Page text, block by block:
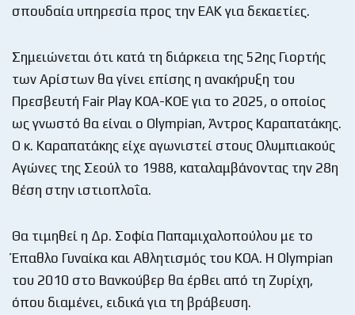
σπουδαία υπηρεσία προς την ΕΑΚ για δεκαετίες.
Σημειώνεται ότι κατά τη διάρκεια της 52ης Γιορτής
των Αρίστων θα γίνει επίσης η ανακήρυξη του
Πρεσβευτή Fair Play ΚΟΑ-ΚΟΕ για το 2025, ο οποίος
ως γνωστό θα είναι ο Olympian, Άντρος Καραπατάκης.
Ο κ. Καραπατάκης είχε αγωνιστεί στους Ολυμπιακούς
Αγώνες της Σεούλ το 1988, καταλαμβάνοντας την 28η
θέση στην ιστιοπλοΐα.
Θα τιμηθεί η Δρ. Σοφία Παπαμιχαλοπούλου με το
Έπαθλο Γυναίκα και Αθλητισμός του ΚΟΑ. Η Olympian
του 2010 στο Βανκούβερ θα έρθει από τη Ζυρίχη,
όπου διαμένει, ειδικά για τη βράβευση.